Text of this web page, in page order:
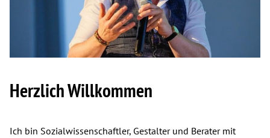
Blog Podcast
Herzlich Willkommen
Ich bin Sozialwissenschaftler, Gestalter und Berater mit